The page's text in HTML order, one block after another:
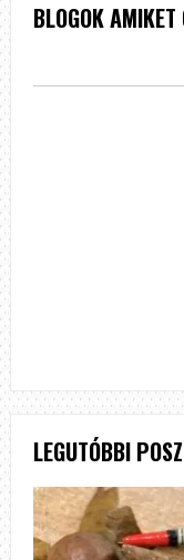
BLOGOK AMIKET
LEGUTÓBBI